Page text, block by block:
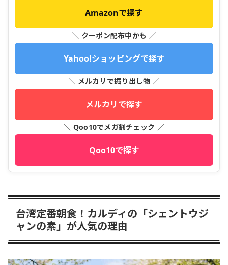
Amazonで探す
＼ クーポン配布中かも ／
Yahoo!ショッピングで探す
＼ メルカリで掘り出し物 ／
メルカリで探す
＼ Qoo10でメガ割チェック ／
Qoo10で探す
台湾定番朝食！カルディの「シェントウジ
ャンの素」が人気の理由